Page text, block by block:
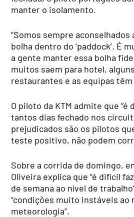
manter o isolamento.
“Somos sempre aconselhados
bolha dentro do ‘paddock’. É
a gente manter essa bolha
muitos saem para hotel,
restaurantes e as equipas têm
O piloto da KTM admite que “é
tantos dias fechado nos
prejudicados são os pilotos
teste positivo, não podem
Sobre a corrida de domingo,
Oliveira explica que “é difícil
de semana ao nível de
“condições muito instáveis ao
meteorologia”.